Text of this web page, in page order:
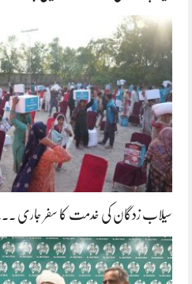
سیلاب زدگان کی خدمت کا سفر جاری ۔۔۔